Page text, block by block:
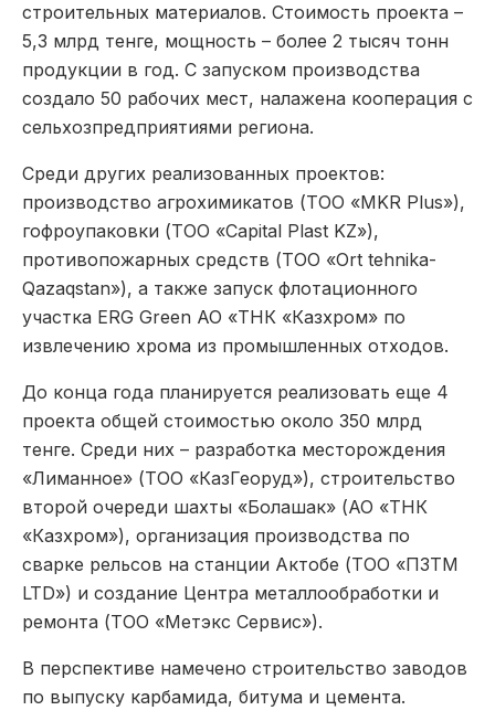
строительных материалов. Стоимость проекта –
5,3 млрд тенге, мощность – более 2 тысяч тонн
продукции в год. С запуском производства
создало 50 рабочих мест, налажена кооперация с
сельхозпредприятиями региона.
Среди других реализованных проектов:
производство агрохимикатов (ТОО «MKR Plus»),
гофроупаковки (ТОО «Capital Plast KZ»),
противопожарных средств (ТОО «Ort tehnika-
Qazaqstan»), а также запуск флотационного
участка ERG Green АО «ТНК «Казхром» по
извлечению хрома из промышленных отходов.
До конца года планируется реализовать еще 4
проекта общей стоимостью около 350 млрд
тенге. Среди них – разработка месторождения
«Лиманное» (ТОО «КазГеоруд»), строительство
второй очереди шахты «Болашак» (АО «ТНК
«Казхром»), организация производства по
сварке рельсов на станции Актобе (ТОО «ПЗТМ
LTD») и создание Центра металлообработки и
ремонта (ТОО «Метэкс Сервис»).
В перспективе намечено строительство заводов
по выпуску карбамида, битума и цемента.